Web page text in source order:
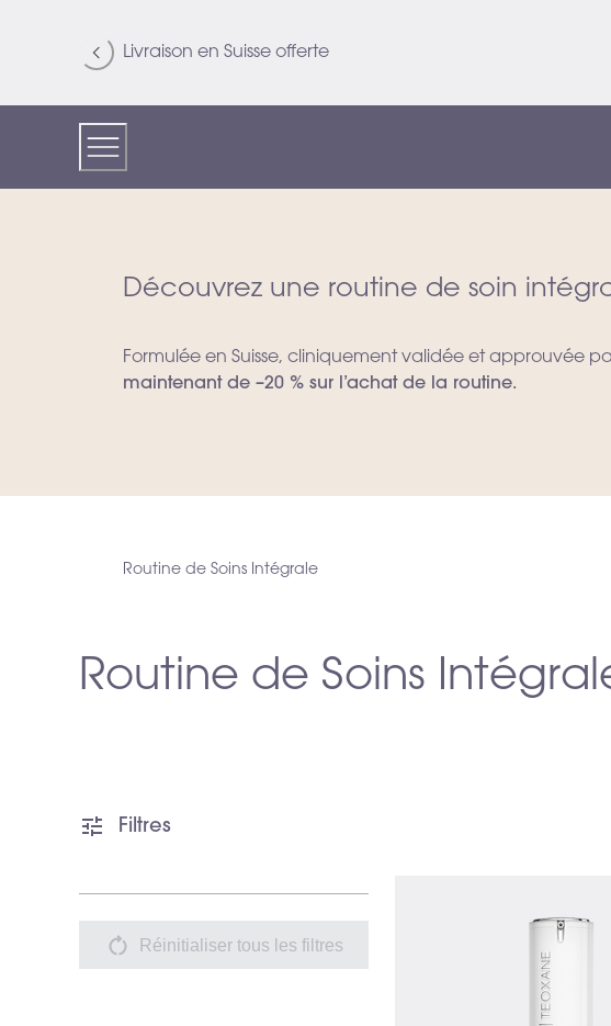
Livraison en Suisse offerte
Découvrez une routine de soin
Formulée en Suisse, cliniquement validée et approuvée
maintenant de –20 % sur l’achat de la routine.
Routine de Soins Intégrale
Routine de Soins
Filtres
Réinitialiser tous les filtres